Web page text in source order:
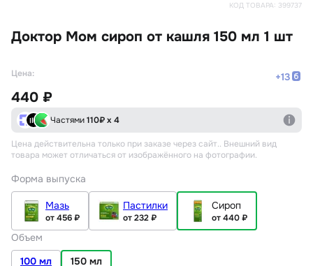
КОД ТОВАРА: 399737
Доктор Мом сироп от кашля 150 мл 1 шт
Цена: +13
440 ₽
Частями110₽ х 4
Цена действительна только при заказе через сайт.. Внешний вид
товара может отличаться от изображённого на фотографии.
Форма выпуска
Мазь
от 456 ₽
Пастилки
от 232 ₽
Сироп
от 440 ₽
Объем
100 мл
150 мл